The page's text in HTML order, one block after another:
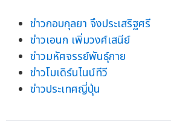
ข่าวกอบกุลยา จึงประเสริฐศรี
ข่าวเอนก เพิ่มวงศ์เสนีย์
ข่าวมหัศจรรย์พันธุ์กาย
ข่าวโมเดิร์นไนน์ทีวี
ข่าวประเทศญี่ปุ่น